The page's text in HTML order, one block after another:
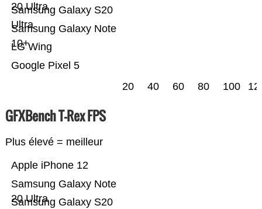
Google Pixel 5
LG Wing
Samsung Galaxy Note
10+
Samsung Galaxy S20
Ultra
20 Ultra
20 40 60 80 100
GFXBench T-Rex FPS
Plus élevé = meilleur
Samsung Galaxy S20
Samsung Galaxy Note
20 Ultra
Apple iPhone 12